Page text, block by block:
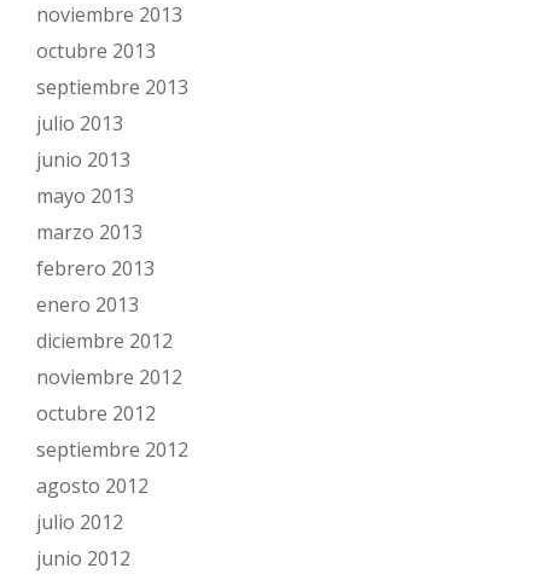
noviembre 2013
octubre 2013
septiembre 2013
julio 2013
junio 2013
mayo 2013
marzo 2013
febrero 2013
enero 2013
diciembre 2012
noviembre 2012
octubre 2012
septiembre 2012
agosto 2012
julio 2012
junio 2012